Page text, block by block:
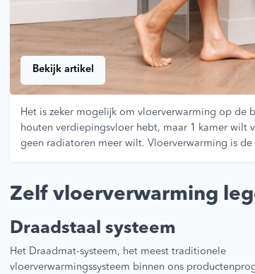
Bekijk artikel
Het is zeker mogelijk om vloerverwarming op de
houten verdiepingsvloer hebt, maar 1 kamer wilt
geen radiatoren meer wilt. Vloerverwarming is
Zelf vloerverwarming
Draadstaal systeem
Het Draadmat-systeem, het meest traditionele
vloerverwarmingssysteem binnen ons